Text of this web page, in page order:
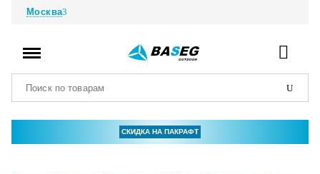
Москва
СКИДКА НА ПАКРАФТ